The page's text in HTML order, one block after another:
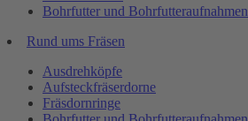
Bohrfutter und Bohrfutteraufnahmen
Rund ums Fräsen
Ausdrehköpfe
Aufsteckfräserdorne
Fräsdornringe